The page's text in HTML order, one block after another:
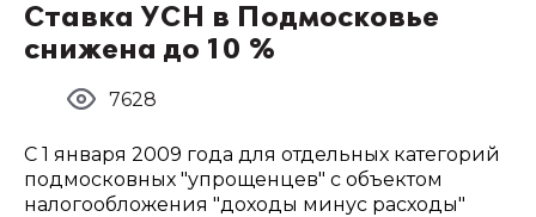
Ставка УСН в Подмосковье
снижена до 10 %
7628
С 1 января 2009 года для отдельных категорий
подмосковных "упрощенцев" с объектом
налогообложения "доходы минус расходы"